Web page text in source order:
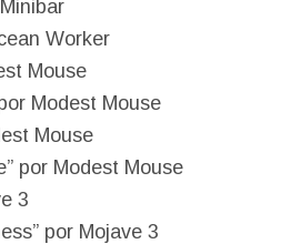
Worker
Mouse
Modest Mouse
Mouse
por Modest Mouse
3
por Mojave 3